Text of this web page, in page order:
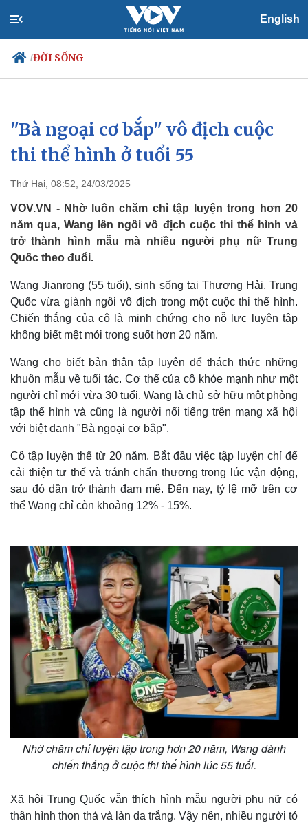
English
/ĐỜI SỐNG
Chính trị
Đảng
Tổ chức nhân sự
Nhận diện sự thật
Xã hội
Tin 24h
Dự báo thời tiết
Việc làm
Biển đảo
"Bà ngoại cơ bắp" vô địch cuộc
thi thể hình ở tuổi 55
Thứ Hai, 08:52, 24/03/2025
VOV.VN - Nhờ luôn chăm chỉ tập luyện trong hơn 20
năm qua, Wang lên ngôi vô địch cuộc thi thể hình và
trở thành hình mẫu mà nhiều người phụ nữ Trung
Quốc theo đuổi.
Wang Jianrong (55 tuổi), sinh sống tại Thượng Hải, Trung
Quốc vừa giành ngôi vô địch trong một cuộc thi thể hình.
Chiến thắng của cô là minh chứng cho nỗ lực luyện tập
không biết mệt mỏi trong suốt hơn 20 năm.
Wang cho biết bản thân tập luyện để thách thức những
khuôn mẫu về tuổi tác. Cơ thể của cô khỏe mạnh như một
người chỉ mới vừa 30 tuổi. Wang là chủ sở hữu một phòng
tập thể hình và cũng là người nổi tiếng trên mạng xã hội
với biệt danh "Bà ngoại cơ bắp".
Cô tập luyện thể từ 20 năm. Bắt đầu việc tập luyện chỉ để
cải thiện tư thế và tránh chấn thương trong lúc vận động,
sau đó dần trở thành đam mê. Đến nay, tỷ lệ mỡ trên cơ
thể Wang chỉ còn khoảng 12% - 15%.
Nhờ chăm chỉ luyện tập trong hơn 20 năm, Wang dành
chiến thắng ở cuộc thi thể hình lúc 55 tuổi.
Xã hội Trung Quốc vẫn thích hình mẫu người phụ nữ có
thân hình thon thả và làn da trắng. Vậy nên, nhiều người tỏ